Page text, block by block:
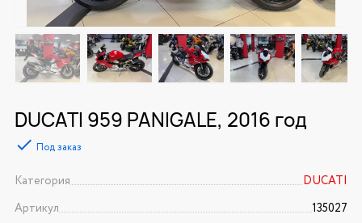
DUCATI 959 PANIGALE, 2016 год
Под заказ
Категория
DUCATI
Артикул
135027